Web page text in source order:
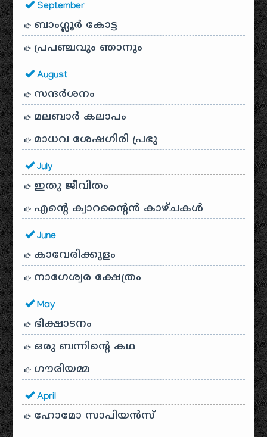
September
ബാംഗ്ലൂർ കോട്ട
പ്രപഞ്ചവും ഞാനും
August
സന്ദര്‍ശനം
മലബാർ കലാപം
മാധവ ശേഷഗിരി പ്രഭു
July
ഇതു ജീവിതം
എന്റെ ക്വാറന്റൈൻ കാഴ്ചകൾ
June
കാവേരിക്കുളം
നാഗേശ്വര ക്ഷേത്രം
May
ഭിക്ഷാടനം
ഒരു ബന്നിന്റെ കഥ
ഗൗരിയമ്മ
April
ഹോമോ സാപിയൻസ്